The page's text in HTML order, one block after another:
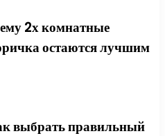
2х комнатные
остаются лучшим
выбрать правильный